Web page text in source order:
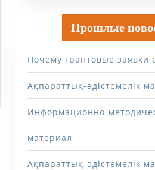
Прошлые
Почему грантовые заявки
Ақпараттық-әдістемелік
Информационно-
материал
Ақпараттық-әдістемелік